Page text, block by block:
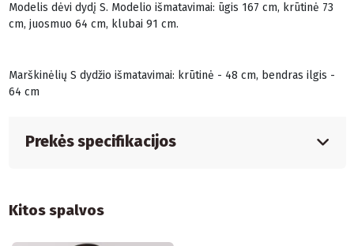
Modelis dėvi dydį S. Modelio išmatavimai: ūgis 167 cm, krūtinė 73
cm, juosmuo 64 cm, klubai 91 cm.
Marškinėlių S dydžio išmatavimai: krūtinė - 48 cm, bendras ilgis -
64 cm
Prekės specifikacijos
Kitos spalvos